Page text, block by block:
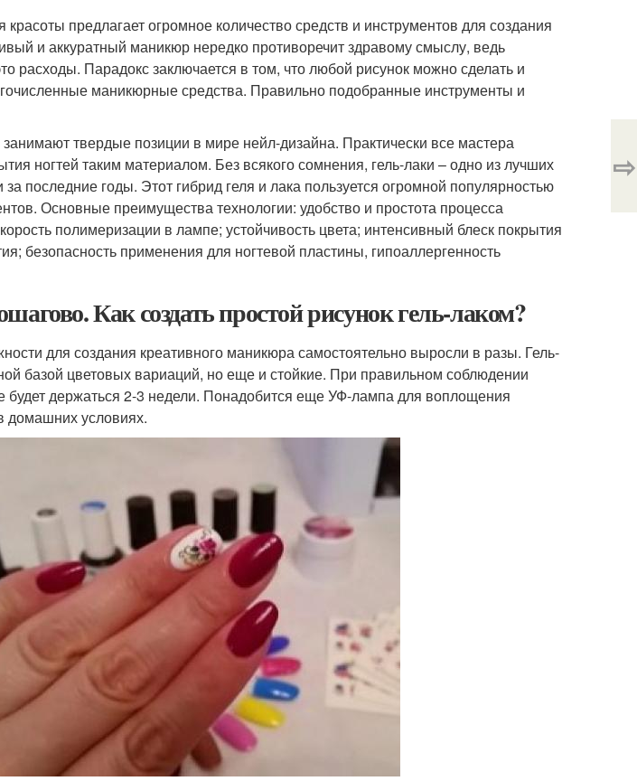
предлагает огромное количество средств и инструментов для создания
и аккуратный маникюр нередко противоречит здравому смыслу, ведь
расходы. Парадокс заключается в том, что любой рисунок можно сделать и
маникюрные средства. Правильно подобранные инструменты и
твердые позиции в мире нейл-дизайна. Практически все мастера
ногтей таким материалом. Без всякого сомнения, гель-лаки – одно из лучших
последние годы. Этот гибрид геля и лака пользуется огромной популярностью
Основные преимущества технологии: удобство и простота процесса
полимеризации в лампе; устойчивость цвета; интенсивный блеск покрытия
безопасность применения для ногтевой пластины, гипоаллергенность
Как создать простой рисунок гель-лаком?
для создания креативного маникюра самостоятельно выросли в разы. Гель-
базой цветовых вариаций, но еще и стойкие. При правильном соблюдении
будет держаться 2-3 недели. Понадобится еще УФ-лампа для воплощения
домашних условиях.
⇨